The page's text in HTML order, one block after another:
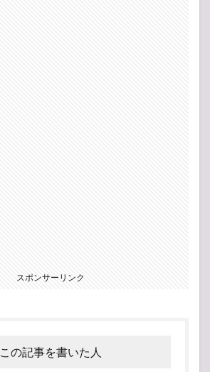
スポンサーリンク
この記事を書いた人